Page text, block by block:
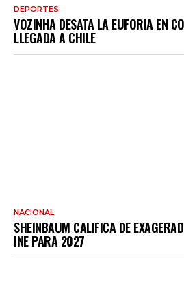
DEPORTES
VOZINHA DESATA LA EUFORIA EN
LLEGADA A CHILE
NACIONAL
SHEINBAUM CALIFICA DE
INE PARA 2027